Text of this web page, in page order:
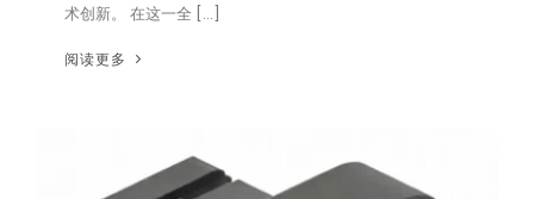
术创新。 在这一全 […]
阅读更多